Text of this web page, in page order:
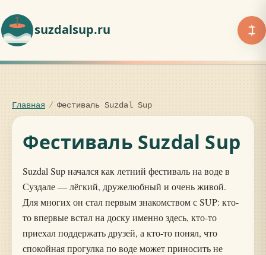
suzdalsup.ru
Главная / Фестиваль Suzdal Sup
Фестиваль Suzdal Sup
Suzdal Sup начался как летний фестиваль на воде в
Суздале — лёгкий, дружелюбный и очень живой.
Для многих он стал первым знакомством с SUP: кто-
то впервые встал на доску именно здесь, кто-то
приехал поддержать друзей, а кто-то понял, что
спокойная прогулка по воде может приносить не